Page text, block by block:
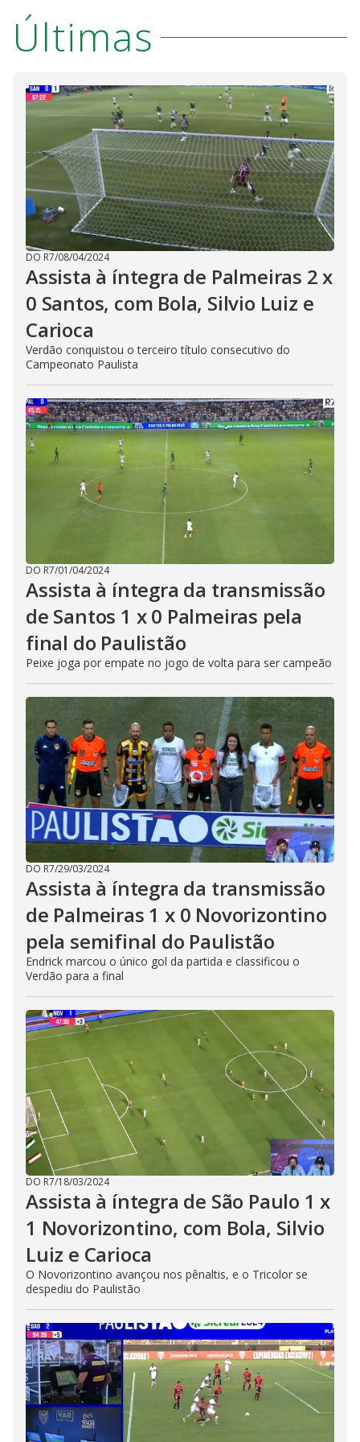
i
d
e
o
Últimas
DO R7/08/04/2024
Assista à íntegra de Palmeiras 2 x
0 Santos, com Bola, Silvio Luiz e
Carioca
Verdão conquistou o terceiro título consecutivo do
Campeonato Paulista
DO R7/01/04/2024
Assista à íntegra da transmissão
de Santos 1 x 0 Palmeiras pela
final do Paulistão
Peixe joga por empate no jogo de volta para ser campeão
DO R7/29/03/2024
Assista à íntegra da transmissão
de Palmeiras 1 x 0 Novorizontino
pela semifinal do Paulistão
Endrick marcou o único gol da partida e classificou o
Verdão para a final
DO R7/18/03/2024
Assista à íntegra de São Paulo 1 x
1 Novorizontino, com Bola, Silvio
Luiz e Carioca
O Novorizontino avançou nos pênaltis, e o Tricolor se
despediu do Paulistão